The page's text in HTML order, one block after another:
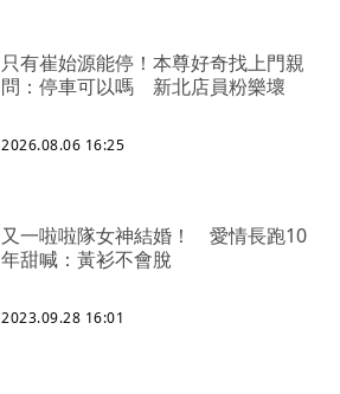
只有崔始源能停！本尊好奇找上門親
問：停車可以嗎 新北店員粉樂壞
2026.08.06 16:25
又一啦啦隊女神結婚！ 愛情長跑10
年甜喊：黃衫不會脫
2023.09.28 16:01